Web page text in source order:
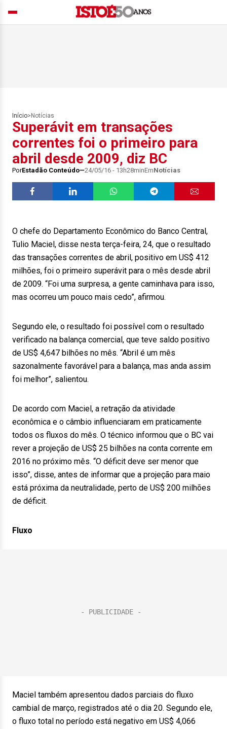
Início> Notícias
Superávit em transações
correntes foi o primeiro para
abril desde 2009, diz BC
PorEstadão Conteúdo 24/05/16 - 13h28minEmNotícias
O chefe do Departamento Econômico do Banco Central,
Tulio Maciel, disse nesta terça-feira, 24, que o resultado
das transações correntes de abril, positivo em US$ 412
milhões, foi o primeiro superávit para o mês desde abril
de 2009. “Foi uma surpresa, a gente caminhava para isso,
mas ocorreu um pouco mais cedo”, afirmou.
Segundo ele, o resultado foi possível com o resultado
verificado na balança comercial, que teve saldo positivo
de US$ 4,647 bilhões no mês. “Abril é um mês
sazonalmente favorável para a balança, mas anda assim
foi melhor”, salientou.
De acordo com Maciel, a retração da atividade
econômica e o câmbio influenciaram em praticamente
todos os fluxos do mês. O técnico informou que o BC vai
rever a projeção de US$ 25 bilhões na conta corrente em
2016 no próximo mês. “O déficit deve ser menor que
isso”, disse, antes de informar que a projeção para maio
está próxima da neutralidade, perto de US$ 200 milhões
de déficit.
Fluxo
Maciel também apresentou dados parciais do fluxo
cambial de março, registrados até o dia 20. Segundo ele,
o fluxo total no período está negativo em US$ 4,066